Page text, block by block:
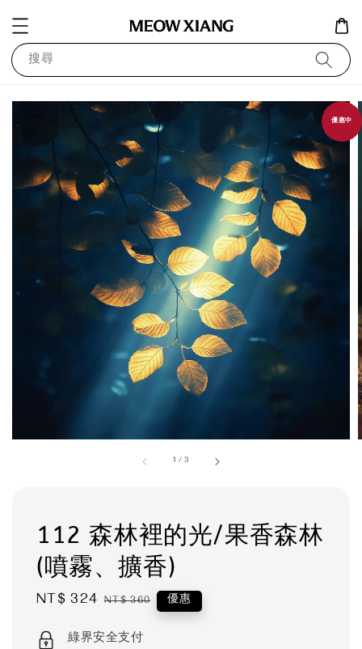
搜尋
1 /3
優惠中
112 森林裡的光/果香森林
(噴霧、擴香)
Sale
NT$ 324 Regular
NT$ 360 優惠
綠界安全支付